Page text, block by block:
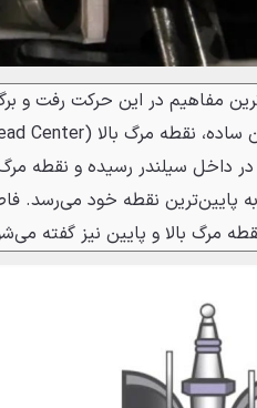
مفاهیم در این حرکت رفت و
پایین‌ترین نقطه‌ خود می‌رسد.
مرگ بالا و پایین نیز گفته